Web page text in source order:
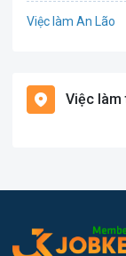
Văn Phòng
Lao Động Phổ
Việc làm An Lão
Việc làm Cát Hải
Việc làm Tiên
Việc làm